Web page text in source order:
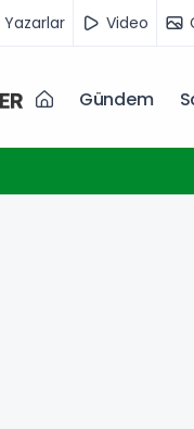
Yazarlar Video
Gündem
Uludağ